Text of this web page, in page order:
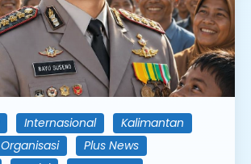
Internasional
Kalimantan
Organisasi
Plus News